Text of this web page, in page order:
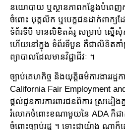
នយោបាយ ឬស្ថានភាពកន្លែងបំពេញ
ចំពោះ បុគ្កលិក ឬបេក្ខជនដាក់ពាក្យ
ទំព័រទីបី មានលិខិតគំរូ សម្រាប់ ស្ន
ហើយនៅក្នុង ទំព័រទីបួន គឺជាលិខិតគាំទ្
ព្យាបាលដែលមានវិជ្ជាជីវៈ ។
ច្បាប់គេហកិច្ច និងយុត្តិធម៌ការងាររដ្
California Fair Employment
ផ្តល់ជូនការការពារជនពិការ ស្រដៀងគ្ន
រំលោភចំពោះខណាមួយនៃ ADA ក៏ជាក
ចំពោះច្បាប់រដ្ឋ ។ ទោះជាយ៉ាង ណា